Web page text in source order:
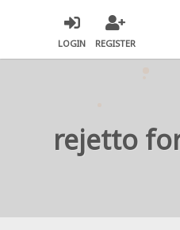
LOGIN REGISTER
rejetto